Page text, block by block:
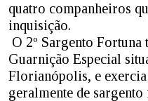
quatro companheiros
inquisição.
O 2º Sargento Fortuna
Guarnição Especial
Florianópolis, e
geralmente de